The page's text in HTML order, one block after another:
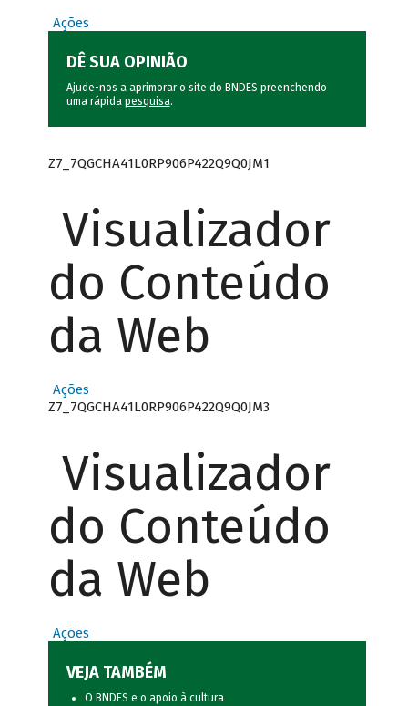
Ações
DÊ SUA OPINIÃO
Ajude-nos a aprimorar o site do BNDES preenchendo
uma rápida pesquisa.
Z7_7QGCHA41L0RP906P422Q9Q0JM1
Visualizador
do Conteúdo
da Web
Ações
Z7_7QGCHA41L0RP906P422Q9Q0JM3
Visualizador
do Conteúdo
da Web
Ações
VEJA TAMBÉM
O BNDES e o apoio à cultura